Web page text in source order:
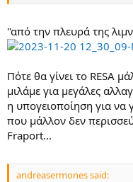
"από την πλευρά της
Πότε θα γίνει το RESA
μιλάμε για μεγάλες
η υπογειoποίηση για να
που μάλλον δεν
Fraport...
andreasermones said: